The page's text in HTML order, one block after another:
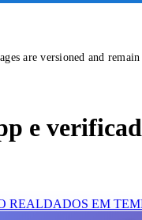
are versioned and
e
REALDADOS EM